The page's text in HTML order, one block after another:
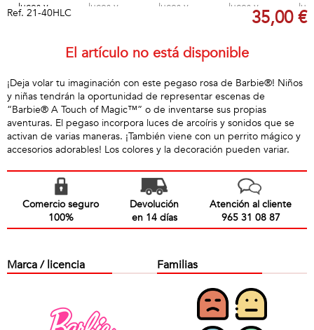
Ref. 21-40HLC 35,00 €
El artículo no está disponible
¡Deja volar tu imaginación con este pegaso rosa de Barbie®! Niños
y niñas tendrán la oportunidad de representar escenas de
“Barbie® A Touch of Magic™” o de inventarse sus propias
aventuras. El pegaso incorpora luces de arcoíris y sonidos que se
activan de varias maneras. ¡También viene con un perrito mágico y
accesorios adorables! Los colores y la decoración pueden variar.
Comercio seguro
100%
Devolución
en 14 días
Atención al cliente
965 31 08 87
Marca / licencia Familias